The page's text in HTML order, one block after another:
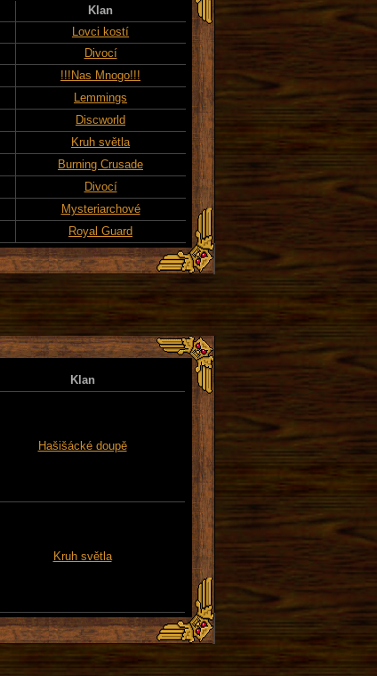
Klan
Lovci kostí
Divocí
!!!Nas Mnogo!!!
Lemmings
Discworld
Kruh světla
Burning Crusade
Divocí
Mysteriarchové
Royal Guard
Klan
Hašišácké doupě
Kruh světla